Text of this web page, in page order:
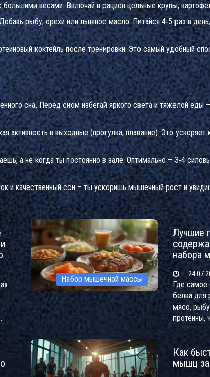
весами. Включай в рацион цельные крупы,
рыбу, орехи или льняное масло. Питайся 4‑5 раз в
коктейль после тренировки. Это самый удобный
сна. Перед сном избегай яркого света и тяжёлой еды
в выходные (прогулка, плавание). Это
а не когда ты постоянно в зале. Оптимально – 3‑4
и качественный сон – ты ускоришь мышечный рост и
Набор мышечной массы
Лучшие
набора
Где самое
белка для
мясо,
протеины,
рацион
Как
мышц